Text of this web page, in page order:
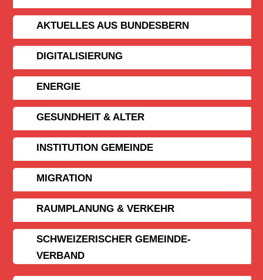
AKTUELLES AUS BUNDESBERN
DIGITALISIERUNG
ENERGIE
GESUNDHEIT & ALTER
INSTITUTION GEMEINDE
MIGRATION
RAUMPLANUNG & VERKEHR
SCHWEIZERISCHER GEMEINDE­
VERBAND